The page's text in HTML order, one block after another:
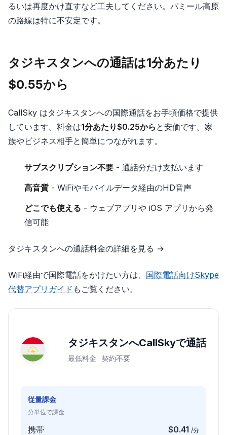
るいは再度かけ直すなど工夫してください。パミール高原
の路線は特に不安定です。
タジキスタンへの通話は1分あたり
$0.55から
CallSky はタジキスタンへの国際通話をお手頃価格で提供
しています。料金は1分あたり$0.25から と安価です。家
族やビジネス相手と簡単につながれます。
サブスクリプション不要 - 通話分だけ支払います
高音質 - WiFiやモバイルデータ経由のHD音声
どこでも使える - ウェブアプリや iOS アプリから発
信可能
タジキスタンへの通話料金の詳細を見る →
WiFi経由で国際電話をかけたい方は、 国際電話向けSkype
代替アプリガイド もご覧ください。
タジキスタンへCallSkyで通話
最低料金 · 契約不要
従量課金
分単位で課金
携帯 $0.41 /分